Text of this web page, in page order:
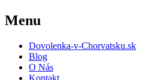
Menu
Dovolenka-v-Chorvatsku.sk
Blog
O Nás